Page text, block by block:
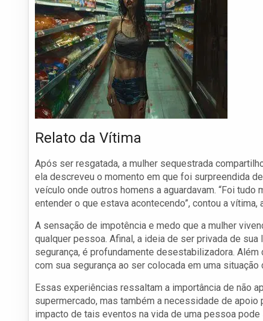
Relato da Vítima
Após ser resgatada, a mulher sequestrada
ela descreveu o momento em que foi surpreendida
veículo onde outros homens a aguardavam. “Foi
entender o que estava acontecendo”, contou a
A sensação de impotência e medo que a mulher
qualquer pessoa. Afinal, a ideia de ser privada de
segurança, é profundamente desestabilizadora.
com sua segurança ao ser colocada em uma
Essas experiências ressaltam a importância de não
supermercado, mas também a necessidade de
impacto de tais eventos na vida de uma pessoa